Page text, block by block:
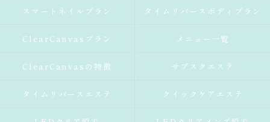
スマートネイルプラン タイムリバースボディプラン
ClearCanvasプラン メニュー一覧
ClearCanvasの特徴 サブスクエステ
タイムリバースエステ クイックケアエステ